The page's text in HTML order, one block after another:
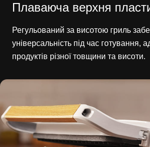
Плаваюча верхня
Регульований за висотою гриль
універсальність під час готування,
продуктів різної товщини та висоти.